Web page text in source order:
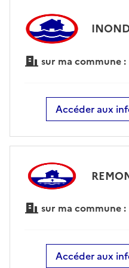
sur ma commune :
Accéder aux
sur ma commune :
Accéder aux